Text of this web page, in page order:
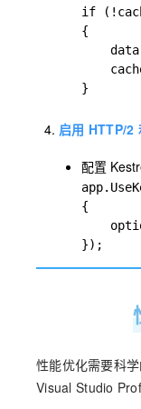
if
{
data
}
启用 HTTP/2
配置
{
});
性能优化需要科
Visual Studio